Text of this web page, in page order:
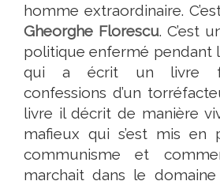
homme extraordinaire.
Gheorghe Florescu. C’est
politique enfermé pendant
qui a écrit un livre
confessions d’un
livre il décrit de manière
mafieux qui s’est mis en
communisme et
marchait dans le domaine